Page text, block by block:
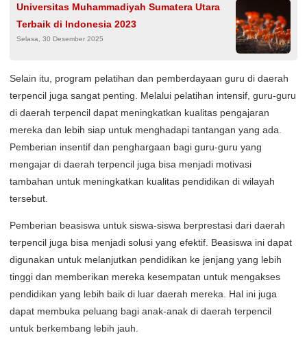
Universitas Muhammadiyah Sumatera Utara
Terbaik di Indonesia 2023
Selasa, 30 Desember 2025
Selain itu, program pelatihan dan pemberdayaan guru di daerah
terpencil juga sangat penting. Melalui pelatihan intensif, guru-guru
di daerah terpencil dapat meningkatkan kualitas pengajaran
mereka dan lebih siap untuk menghadapi tantangan yang ada.
Pemberian insentif dan penghargaan bagi guru-guru yang
mengajar di daerah terpencil juga bisa menjadi motivasi
tambahan untuk meningkatkan kualitas pendidikan di wilayah
tersebut.
Pemberian beasiswa untuk siswa-siswa berprestasi dari daerah
terpencil juga bisa menjadi solusi yang efektif. Beasiswa ini dapat
digunakan untuk melanjutkan pendidikan ke jenjang yang lebih
tinggi dan memberikan mereka kesempatan untuk mengakses
pendidikan yang lebih baik di luar daerah mereka. Hal ini juga
dapat membuka peluang bagi anak-anak di daerah terpencil
untuk berkembang lebih jauh.